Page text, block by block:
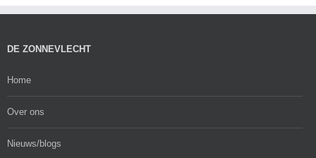
DE ZONNEVLECHT
Home
Over ons
Nieuws/blogs